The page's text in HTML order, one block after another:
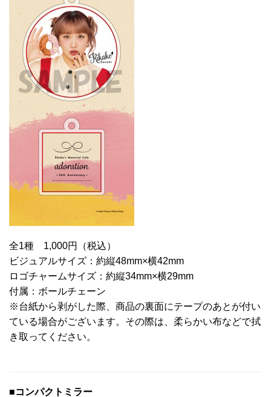
全1種 1,000円（税込）
ビジュアルサイズ：約縦48mm×横42mm
ロゴチャームサイズ：約縦34mm×横29mm
付属：ボールチェーン
※台紙から剥がした際、商品の裏面にテープのあとが付い
ている場合がございます。その際は、柔らかい布などで拭
き取ってください。
■コンパクトミラー